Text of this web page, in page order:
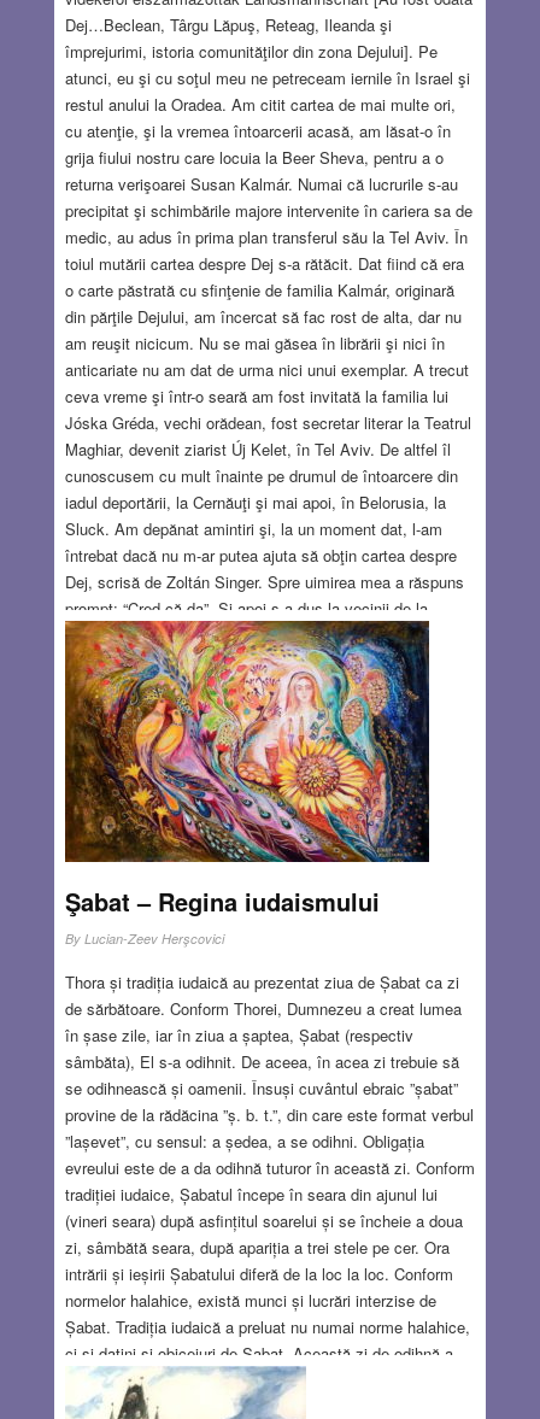
Dej…Beclean, Târgu Lăpuş, Reteag, Ileanda şi
împrejurimi, istoria comunităţilor din zona Dejului]. Pe
atunci, eu şi cu soţul meu ne petreceam iernile în Israel şi
restul anului la Oradea. Am citit cartea de mai multe ori,
cu atenţie, şi la vremea întoarcerii acasă, am lăsat-o în
grija fiului nostru care locuia la Beer Sheva, pentru a o
returna verişoarei Susan Kalmár. Numai că lucrurile s-au
precipitat şi schimbările majore intervenite în cariera sa de
medic, au adus în prima plan transferul său la Tel Aviv. În
toiul mutării cartea despre Dej s-a rătăcit. Dat fiind că era
o carte păstrată cu sfinţenie de familia Kalmár, originară
din părţile Dejului, am încercat să fac rost de alta, dar nu
am reuşit nicicum. Nu se mai găsea în librării şi nici în
anticariate nu am dat de urma nici unui exemplar. A trecut
ceva vreme şi într-o seară am fost invitată la familia lui
Jóska Gréda, vechi orădean, fost secretar literar la Teatrul
Maghiar, devenit ziarist Új Kelet, în Tel Aviv. De altfel îl
cunoscusem cu mult înainte pe drumul de întoarcere din
iadul deportării, la Cernăuţi şi mai apoi, în Belorusia, la
Sluck. Am depănat amintiri şi, la un moment dat, l-am
întrebat dacă nu m-ar putea ajuta să obţin cartea despre
Dej, scrisă de Zoltán Singer. Spre uimirea mea a răspuns
prompt: “Cred că da”. Şi apoi s-a dus la vecinii de la
acelaşi etaj şi a revenit cu o doamnă pe care mi-a
prezentat-o: Trude Singer, soţia lui Zoltán Singer, autorul
cărţii. E mi-a făcut cadou un exemplar şi astfel am putut
să returnez cartea pentru care mă frământasem atâta. În
acelaşi timp mi-am făcut o prietenă nouă.
Read more…
JUN 28, 2018 1 COMMENT
Şabat – Regina iudaismului
By Lucian-Zeev Herşcovici
Thora și tradiția iudaică au prezentat ziua de Șabat ca zi
de sărbătoare. Conform Thorei, Dumnezeu a creat lumea
în șase zile, iar în ziua a șaptea, Șabat (respectiv
sâmbăta), El s-a odihnit. De aceea, în acea zi trebuie să
se odihnească și oamenii. Însuși cuvântul ebraic ”șabat”
provine de la rădăcina ”ș. b. t.”, din care este format verbul
”lașevet”, cu sensul: a ședea, a se odihni. Obligația
evreului este de a da odihnă tuturor în această zi. Conform
tradiției iudaice, Șabatul începe în seara din ajunul lui
(vineri seara) după asfințitul soarelui și se încheie a doua
zi, sâmbătă seara, după apariția a trei stele pe cer. Ora
intrării și ieșirii Șabatului diferă de la loc la loc. Conform
normelor halahice, există munci și lucrări interzise de
Șabat. Tradiția iudaică a preluat nu numai norme halahice,
ci și datini și obiceiuri de Șabat. Această zi de odihnă a
fost comparată cu o regină, căreia i-au fost atribuite
numeroase calități. Șabatul a devenit o zi sfântă, cununa